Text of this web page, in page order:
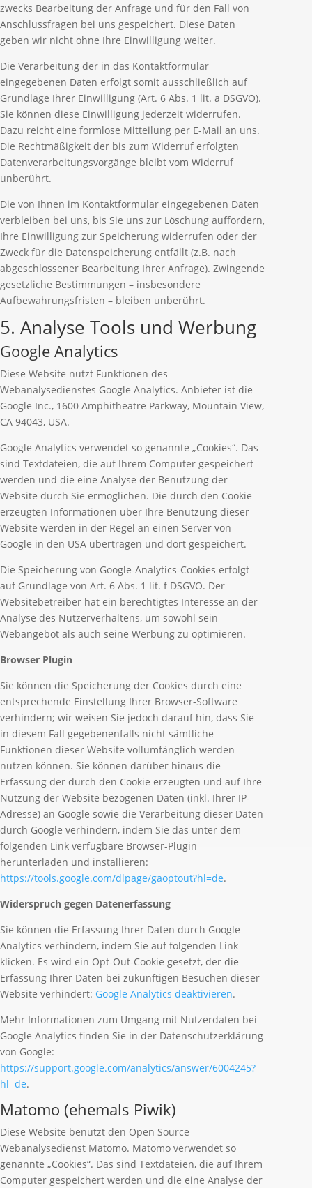
zwecks Bearbeitung der Anfrage und für den Fall von
Anschlussfragen bei uns gespeichert. Diese Daten
geben wir nicht ohne Ihre Einwilligung weiter.
Die Verarbeitung der in das Kontaktformular
eingegebenen Daten erfolgt somit ausschließlich auf
Grundlage Ihrer Einwilligung (Art. 6 Abs. 1 lit. a DSGVO).
Sie können diese Einwilligung jederzeit widerrufen.
Dazu reicht eine formlose Mitteilung per E-Mail an uns.
Die Rechtmäßigkeit der bis zum Widerruf erfolgten
Datenverarbeitungsvorgänge bleibt vom Widerruf
unberührt.
Die von Ihnen im Kontaktformular eingegebenen Daten
verbleiben bei uns, bis Sie uns zur Löschung auffordern,
Ihre Einwilligung zur Speicherung widerrufen oder der
Zweck für die Datenspeicherung entfällt (z.B. nach
abgeschlossener Bearbeitung Ihrer Anfrage). Zwingende
gesetzliche Bestimmungen – insbesondere
Aufbewahrungsfristen – bleiben unberührt.
5. Analyse Tools und Werbung
Google Analytics
Diese Website nutzt Funktionen des
Webanalysedienstes Google Analytics. Anbieter ist die
Google Inc., 1600 Amphitheatre Parkway, Mountain View,
CA 94043, USA.
Google Analytics verwendet so genannte „Cookies“. Das
sind Textdateien, die auf Ihrem Computer gespeichert
werden und die eine Analyse der Benutzung der
Website durch Sie ermöglichen. Die durch den Cookie
erzeugten Informationen über Ihre Benutzung dieser
Website werden in der Regel an einen Server von
Google in den USA übertragen und dort gespeichert.
Die Speicherung von Google-Analytics-Cookies erfolgt
auf Grundlage von Art. 6 Abs. 1 lit. f DSGVO. Der
Websitebetreiber hat ein berechtigtes Interesse an der
Analyse des Nutzerverhaltens, um sowohl sein
Webangebot als auch seine Werbung zu optimieren.
Browser Plugin
Sie können die Speicherung der Cookies durch eine
entsprechende Einstellung Ihrer Browser-Software
verhindern; wir weisen Sie jedoch darauf hin, dass Sie
in diesem Fall gegebenenfalls nicht sämtliche
Funktionen dieser Website vollumfänglich werden
nutzen können. Sie können darüber hinaus die
Erfassung der durch den Cookie erzeugten und auf Ihre
Nutzung der Website bezogenen Daten (inkl. Ihrer IP-
Adresse) an Google sowie die Verarbeitung dieser Daten
durch Google verhindern, indem Sie das unter dem
folgenden Link verfügbare Browser-Plugin
herunterladen und installieren:
https://tools.google.com/dlpage/gaoptout?hl=de.
Widerspruch gegen Datenerfassung
Sie können die Erfassung Ihrer Daten durch Google
Analytics verhindern, indem Sie auf folgenden Link
klicken. Es wird ein Opt-Out-Cookie gesetzt, der die
Erfassung Ihrer Daten bei zukünftigen Besuchen dieser
Website verhindert: Google Analytics deaktivieren.
Mehr Informationen zum Umgang mit Nutzerdaten bei
Google Analytics finden Sie in der Datenschutzerklärung
von Google:
https://support.google.com/analytics/answer/6004245?
hl=de.
Matomo (ehemals Piwik)
Diese Website benutzt den Open Source
Webanalysedienst Matomo. Matomo verwendet so
genannte „Cookies“. Das sind Textdateien, die auf Ihrem
Computer gespeichert werden und die eine Analyse der